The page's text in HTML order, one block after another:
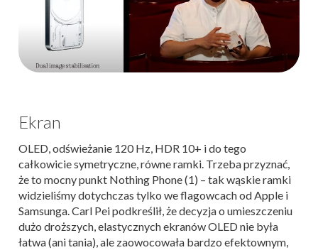
Ekran
OLED, odświeżanie 120 Hz, HDR 10+ i do tego
całkowicie symetryczne, równe ramki. Trzeba przyznać,
że to mocny punkt Nothing Phone (1) – tak wąskie ramki
widzieliśmy dotychczas tylko we flagowcach od Apple i
Samsunga. Carl Pei podkreślił, że decyzja o umieszczeniu
dużo droższych, elastycznych ekranów OLED nie była
łatwa (ani tania), ale zaowocowała bardzo efektownym,